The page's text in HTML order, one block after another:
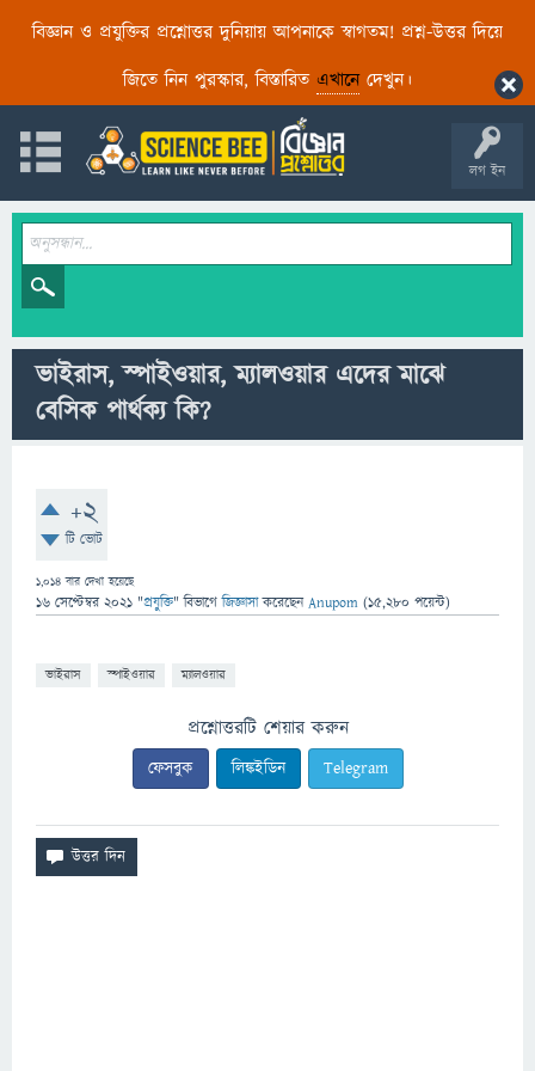
বিজ্ঞান ও প্রযুক্তির প্রশ্নোত্তর দুনিয়ায় আপনাকে স্বাগতম! প্রশ্ন-উত্তর দিয়ে
জিতে নিন পুরস্কার, বিস্তারিত এখানেদেখুন।
লগ ইন
ভাইরাস, স্পাইওয়ার, ম্যালওয়ার এদের মাঝে
বেসিক পার্থক্য কি?
+2
টি ভোট
1,014 বার দেখা হয়েছে
16 সেপ্টেম্বর 2021 "প্রযুক্তি" বিভাগে জিজ্ঞাসাকরেছেনAnupom (15,280 পয়েন্ট)
ভাইরাস স্পাইওয়ার ম্যালওয়ার
প্রশ্নোত্তরটি শেয়ার করুন
ফেসবুক লিঙ্কইডিন Telegram